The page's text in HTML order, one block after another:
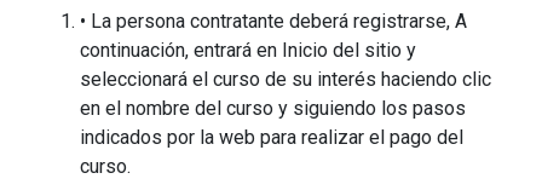
• La persona contratante deberá registrarse, A
continuación, entrará en Inicio del sitio y
seleccionará el curso de su interés haciendo clic
en el nombre del curso y siguiendo los pasos
indicados por la web para realizar el pago del
curso.